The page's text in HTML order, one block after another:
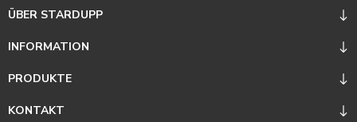
ÜBER STARDUPP
INFORMATION
PRODUKTE
KONTAKT